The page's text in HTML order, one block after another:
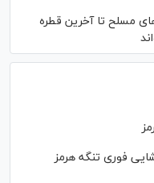
مسلح تا آخرین قطره
فوری تنگه هرمز